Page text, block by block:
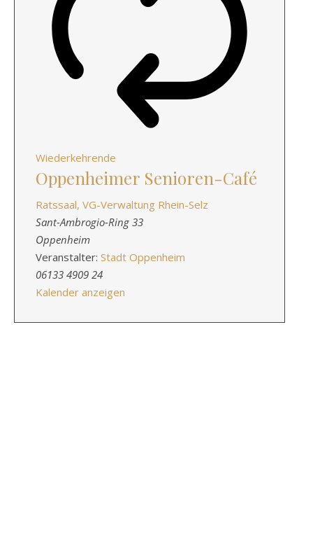
Wiederkehrende
Oppenheimer Senioren-Café
Ratssaal, VG-Verwaltung Rhein-Selz
Sant-Ambrogio-Ring 33
Oppenheim
Veranstalter: Stadt Oppenheim
06133 4909 24
Kalender anzeigen